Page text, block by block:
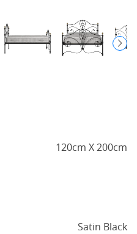
120cm X 200cm
Satin Black